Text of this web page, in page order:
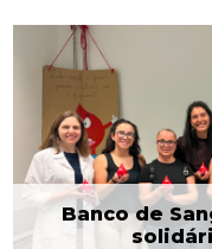
Banco de